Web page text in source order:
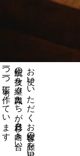
伝統の技を継ぐ職人たちが日々杉と向き合い
一つ一つ丁寧に作っています